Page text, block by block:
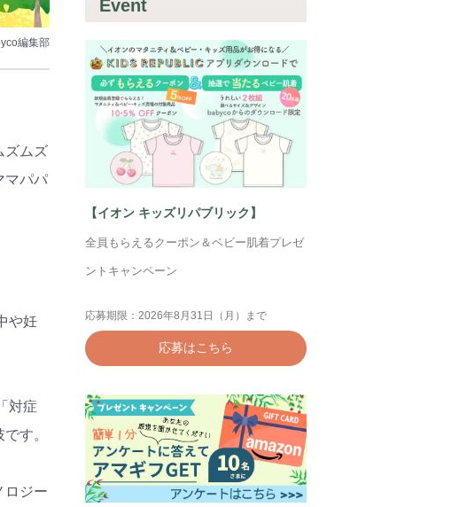
編集部
ズムズ
マパパ
や妊
対症
す。
ロジー
Event
【イオン キッズリパブリック】
全員もらえるクーポン＆ベビー肌着プレゼ
ントキャンペーン
応募期限：2026年8月31日（月）まで
応募はこちら